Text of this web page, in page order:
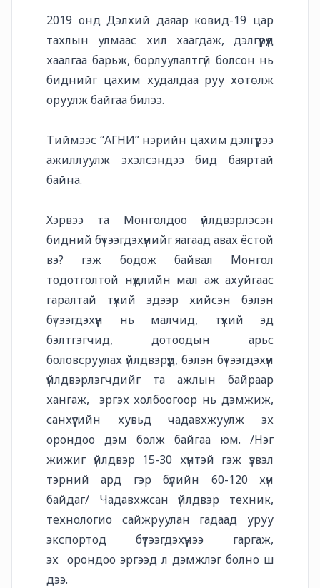
2019 онд Дэлхий даяар ковид-19 цар
тахлын улмаас хил хаагдаж, дэлгүүрүүд
хаалгаа барьж, борлуулалтгүй болсон нь
биднийг цахим худалдаа руу хөтөлж
оруулж байгаа билээ.
Тиймээс “АГНИ” нэрийн цахим дэлгүүрээ
ажиллуулж эхэлсэндээ бид баяртай
байна.
Хэрвээ та Монголдоо үйлдвэрлэсэн
бидний бүтээгдэхүүнийг яагаад авах ёстой
вэ? гэж бодож байвал Монгол
тодотголтой нүүдлийн мал аж ахуйгаас
гаралтай түүхий эдээр хийсэн бэлэн
бүтээгдэхүүн нь малчид, түүхий эд
бэлтгэгчид, дотоодын арьс
боловсруулах үйлдвэрүүд, бэлэн бүтээгдэхүүн
үйлдвэрлэгчдийг та ажлын байраар
хангаж, эргэх холбоогоор нь дэмжиж,
санхүүгийн хувьд чадавхжуулж эх
орондоо дэм болж байгаа юм. /Нэг
жижиг үйлдвэр 15-30 хүнтэй гэж үзвэл
тэрний ард гэр бүлийн 60-120 хүн
байдаг/ Чадавхжсан үйлдвэр техник,
технологио сайжруулан гадаад уруу
экспортод бүтээгдэхүүнээ гаргаж,
эх орондоо эргээд л дэмжлэг болно шүү
дээ.